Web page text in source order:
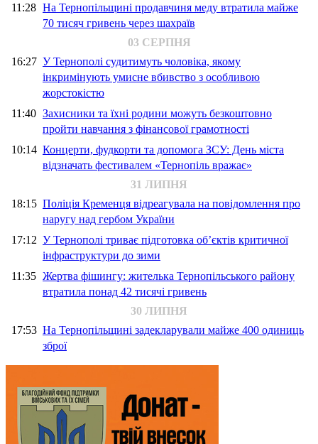
11:28 На Тернопільщині продавчиня меду втратила майже
70 тисяч гривень через шахраїв
03 СЕРПНЯ
16:27 У Тернополі судитимуть чоловіка, якому
інкримінують умисне вбивство з особливою
жорстокістю
11:40 Захисники та їхні родини можуть безкоштовно
пройти навчання з фінансової грамотності
10:14 Концерти, фудкорти та допомога ЗСУ: День міста
відзначать фестивалем «Тернопіль вражає»
31 ЛИПНЯ
18:15 Поліція Кременця відреагувала на повідомлення про
наругу над гербом України
17:12 У Тернополі триває підготовка об’єктів критичної
інфраструктури до зими
11:35 Жертва фішингу: жителька Тернопільського району
втратила понад 42 тисячі гривень
30 ЛИПНЯ
17:53 На Тернопільщині задекларували майже 400 одиниць
зброї